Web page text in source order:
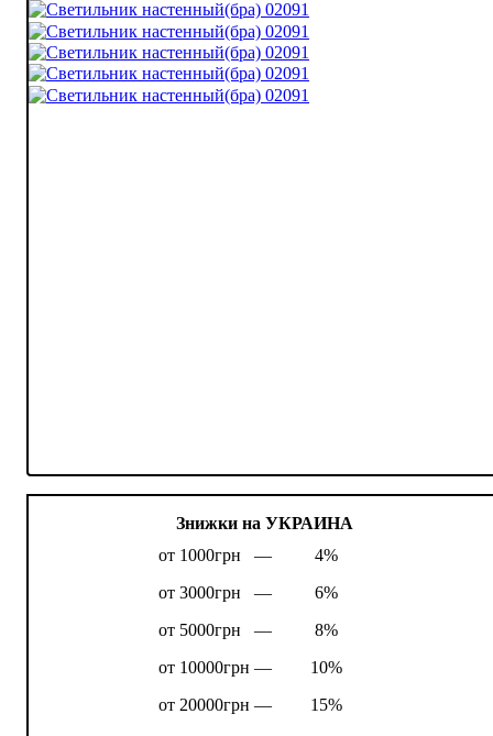
Знижки на УКРАИНА
от 1000грн —
4%
от 3000грн —
6%
от 5000грн —
8%
от 10000грн —
10%
от 20000грн —
15%